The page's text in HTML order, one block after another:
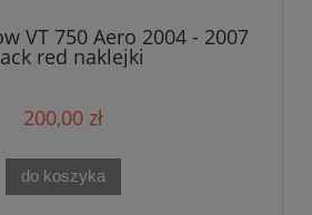
VT 750 Aero 2004 - 2007
red naklejki
200,00 zł
do koszyka